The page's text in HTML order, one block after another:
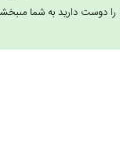
دوست داريد به شما